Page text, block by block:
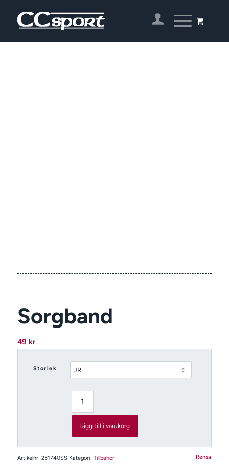
Sorgband
49 kr
Storlek
Rensa
Lägg till i varukorg
Artikelnr: 231740SS Kategori: Tillbehör